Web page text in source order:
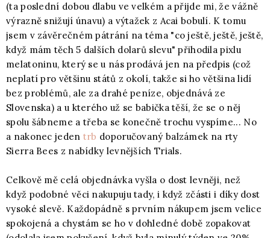
(ta poslední dobou dlabu ve velkém a přijde mi, že vážně
výrazně snižují únavu) a výtažek z Acai bobulí. K tomu
jsem v závěrečném pátrání na téma "co ještě, ještě, ještě,
když mám těch 5 dalších dolarů slevu" přihodila pixlu
melatoninu, který se u nás prodává jen na předpis (což
neplatí pro většinu států z okolí, takže si ho většina lidí
bez problémů, ale za drahé peníze, objednává ze
Slovenska) a u kterého už se babička těší, že se o něj
spolu šábneme a třeba se konečně trochu vyspíme... No
a nakonec jeden trb doporučovaný balzámek na rty
Sierra Bees z nabídky levnějších Trials.
Celkově mě celá objednávka vyšla o dost levněji, než
když podobné věci nakupuju tady, i když zčásti i díky dost
vysoké slevě. Každopádně s prvním nákupem jsem velice
spokojená a chystám se ho v dohledné době zopakovat